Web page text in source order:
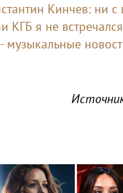
Кинчев: ни
КГБ я не встречался
музыкальные